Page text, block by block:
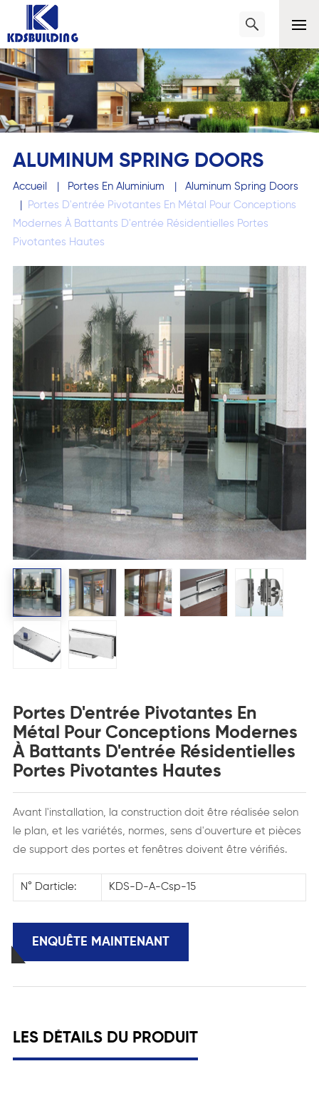
ALUMINUM SPRING DOORS
Accueil | Portes En Aluminium |
Aluminum Spring Doors
|
Portes D'entrée Pivotantes En Métal Pour Conceptions
Modernes À Battants D'entrée Résidentielles Portes
Pivotantes Hautes
Portes D'entrée Pivotantes En
Métal Pour Conceptions Modernes
À Battants D'entrée Résidentielles
Portes Pivotantes Hautes
Avant l'installation, la construction doit être réalisée selon
le plan, et les variétés, normes, sens d'ouverture et pièces
de support des portes et fenêtres doivent être vérifiés.
N° Darticle: KDS-D-A-Csp-15
ENQUÊTE MAINTENANT
LES DÉTAILS DU PRODUIT